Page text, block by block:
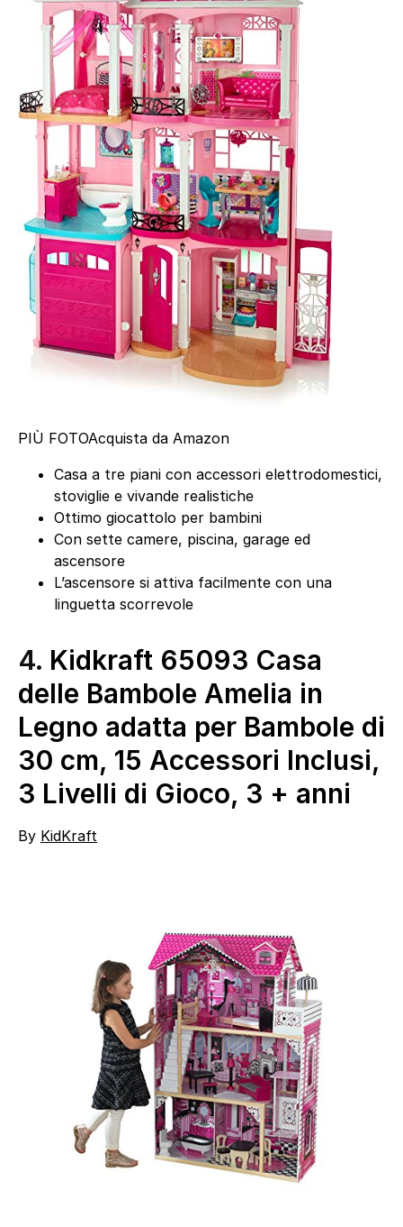
PIÙ FOTOAcquista da Amazon
Casa a tre piani con accessori elettrodomestici,
stoviglie e vivande realistiche
Ottimo giocattolo per bambini
Con sette camere, piscina, garage ed
ascensore
L’ascensore si attiva facilmente con una
linguetta scorrevole
4. Kidkraft 65093 Casa
delle Bambole Amelia in
Legno adatta per Bambole di
30 cm, 15 Accessori Inclusi,
3 Livelli di Gioco, 3 + anni
By KidKraft